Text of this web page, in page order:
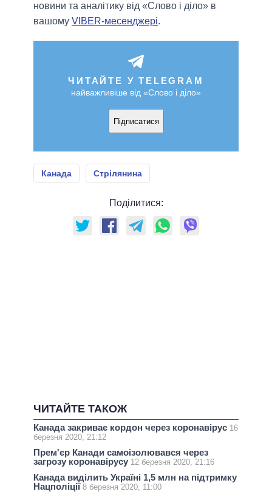
новини та аналітику від «Слово і діло» в
вашому VIBER-месенджері.
ЧИТАЙТЕ У TELEGRAM
найважливіше від «Слово і діло»
Підписатися
Канада Стрілянина
Поділитися:
ЧИТАЙТЕ ТАКОЖ
Канада закриває кордон через коронавірус 16
березня 2020, 21:12
Прем'єр Канади самоізолювався через
загрозу коронавірусу 12 березня 2020, 21:16
Канада виділить Україні 1,5 млн на підтримку
Нацполіції 8 березня 2020, 11:00